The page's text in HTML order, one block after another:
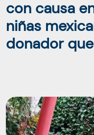
con causa
niñas
donador